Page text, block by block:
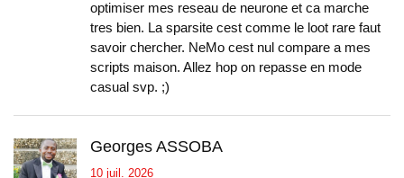
optimiser mes reseau de neurone et ca marche
tres bien. La sparsite cest comme le loot rare faut
savoir chercher. NeMo cest nul compare a mes
scripts maison. Allez hop on repasse en mode
casual svp. ;)
Georges ASSOBA
10 juil. 2026